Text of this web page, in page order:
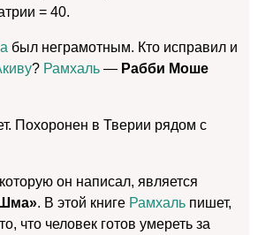
= 40.
был неграмотным. Кто исправил и
? Рамхаль — Рабби Моше
Похоронен в Тверии рядом с
он написал, является
. В этой книге Рамхаль пишет,
что человек готов умереть за